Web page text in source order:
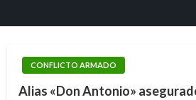
CONFLICTO ARMADO
Alias «Don Antonio»